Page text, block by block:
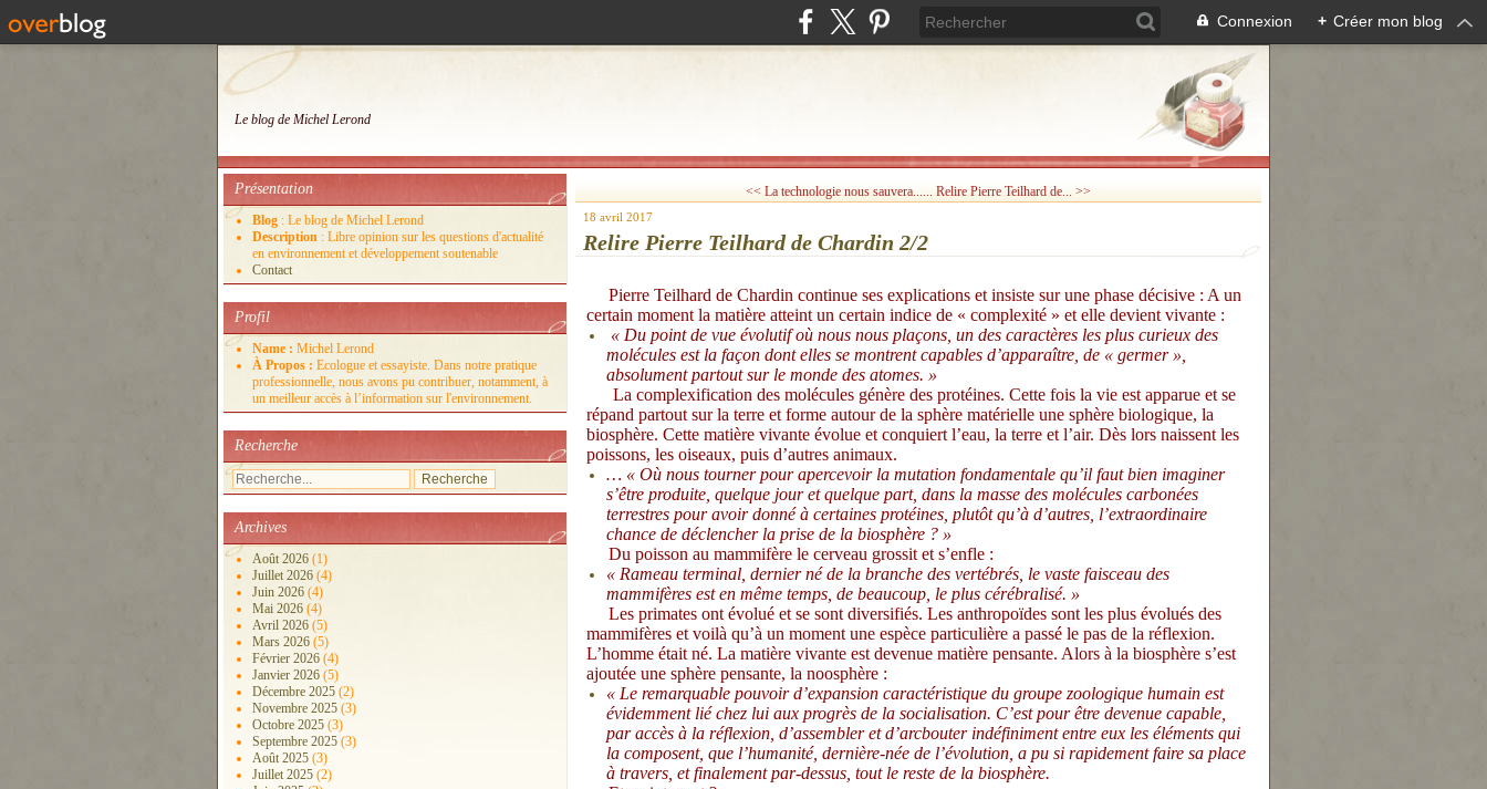
Connexion + Créer mon blog
Le blog de Michel Lerond
Présentation
Blog : Le blog de Michel Lerond
Description : Libre opinion sur les questions d'actualité
en environnement et développement soutenable
Contact
Profil
Name : Michel Lerond
À Propos : Ecologue et essayiste. Dans notre pratique
professionnelle, nous avons pu contribuer, notamment, à
un meilleur accès à l’information sur l'environnement.
Recherche
Archives
Août 2026 (1)
Juillet 2026 (4)
Juin 2026 (4)
Mai 2026 (4)
Avril 2026 (5)
Mars 2026 (5)
Février 2026 (4)
Janvier 2026 (5)
Décembre 2025 (2)
Novembre 2025 (3)
Octobre 2025 (3)
Septembre 2025 (3)
Août 2025 (3)
Juillet 2025 (2)
<< La technologie nous sauvera...... Relire Pierre Teilhard de... >>
18 avril 2017
Relire Pierre Teilhard de Chardin 2/2
Pierre Teilhard de Chardin continue ses explications et insiste sur une phase décisive : A un
certain moment la matière atteint un certain indice de « complexité » et elle devient vivante :
« Du point de vue évolutif où nous nous plaçons, un des caractères les plus curieux des
molécules est la façon dont elles se montrent capables d’apparaître, de « germer »,
absolument partout sur le monde des atomes. »
La complexification des molécules génère des protéines. Cette fois la vie est apparue et se
répand partout sur la terre et forme autour de la sphère matérielle une sphère biologique, la
biosphère. Cette matière vivante évolue et conquiert l’eau, la terre et l’air. Dès lors naissent les
poissons, les oiseaux, puis d’autres animaux.
… « Où nous tourner pour apercevoir la mutation fondamentale qu’il faut bien imaginer
s’être produite, quelque jour et quelque part, dans la masse des molécules carbonées
terrestres pour avoir donné à certaines protéines, plutôt qu’à d’autres, l’extraordinaire
chance de déclencher la prise de la biosphère ? »
Du poisson au mammifère le cerveau grossit et s’enfle :
« Rameau terminal, dernier né de la branche des vertébrés, le vaste faisceau des
mammifères est en même temps, de beaucoup, le plus cérébralisé. »
Les primates ont évolué et se sont diversifiés. Les anthropoïdes sont les plus évolués des
mammifères et voilà qu’à un moment une espèce particulière a passé le pas de la réflexion.
L’homme était né. La matière vivante est devenue matière pensante. Alors à la biosphère s’est
ajoutée une sphère pensante, la noosphère :
« Le remarquable pouvoir d’expansion caractéristique du groupe zoologique humain est
évidemment lié chez lui aux progrès de la socialisation. C’est pour être devenue capable,
par accès à la réflexion, d’assembler et d’arcbouter indéfiniment entre eux les éléments qui
la composent, que l’humanité, dernière-née de l’évolution, a pu si rapidement faire sa place
à travers, et finalement par-dessus, tout le reste de la biosphère.